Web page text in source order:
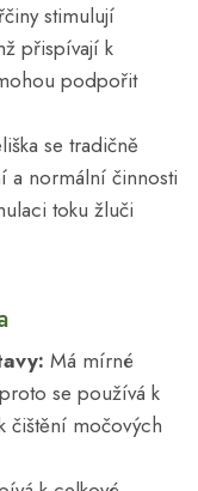
stimulují
přispívají k
podpořit
se tradičně
normální činnosti
toku žluči
Má mírné
se používá k
čištění močových